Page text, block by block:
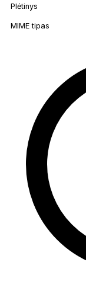
Plėtinys
MIME tipas